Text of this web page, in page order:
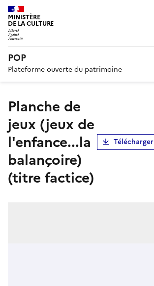
MINISTÈRE
DE LA CULTURE
POP
Plateforme ouverte du patrimoine
Planche de
jeux (jeux de
l'enfance...la
balançoire)
(titre factice)
Télécharger